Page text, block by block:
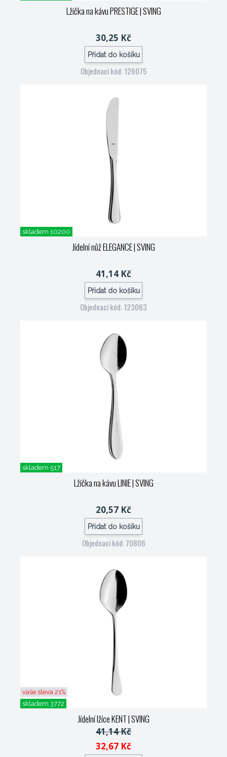
Lžička na kávu PRESTIGE| SVING
30,25 Kč
Přidat do košíku
Objednací kód: 126075
skladem 10200
Jídelní nůž ELEGANCE| SVING
41,14 Kč
Přidat do košíku
Objednací kód: 123063
skladem 517
Lžička na kávu LINIE| SVING
20,57 Kč
Přidat do košíku
Objednací kód: 70806
vaše sleva 21%
skladem 3772
Jídelní lžíce KENT| SVING
41,14 Kč
32,67 Kč